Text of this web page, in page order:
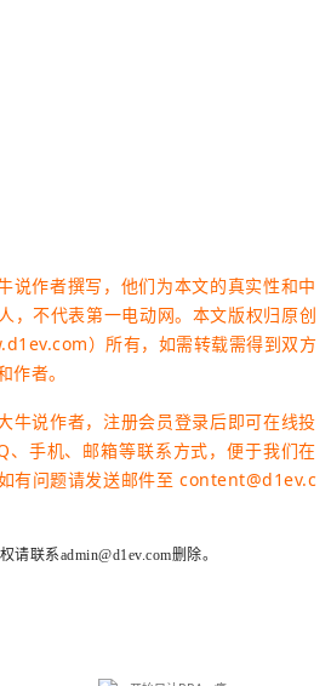
说作者撰写，他们为本文的真实性和中
，不代表第一电动网。本文版权归原创
）所有，如需转载需得到双方
者。
牛说作者，注册会员登录后即可在线投
、手机、邮箱等联系方式，便于我们在
有问题请发送邮件至 content@d1ev.c
联系admin@d1ev.com删除。